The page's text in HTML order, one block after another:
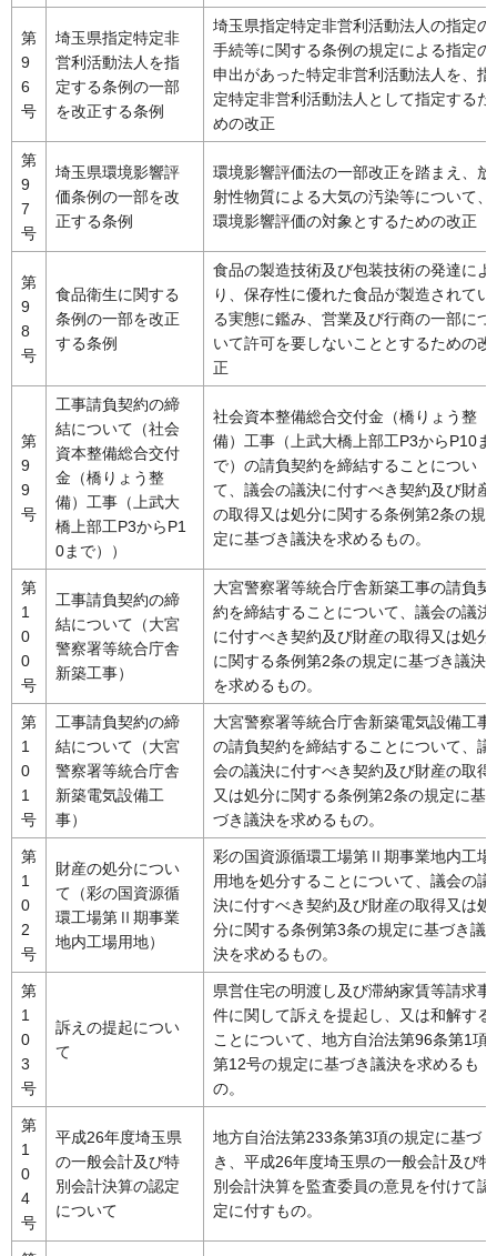
第
9
6
号
埼玉県指定特定非
営利活動法人を指
定する条例の一部
を改正する条例
埼玉県指定特定非営利活動法人の指定の
手続等に関する条例の規定による指定の
申出があった特定非営利活動法人を、指
定特定非営利活動法人として指定するた
めの改正
第
9
7
号
埼玉県環境影響評
価条例の一部を改
正する条例
環境影響評価法の一部改正を踏まえ、放
射性物質による大気の汚染等について、
環境影響評価の対象とするための改正
第
9
8
号
食品衛生に関する
条例の一部を改正
する条例
食品の製造技術及び包装技術の発達によ
り、保存性に優れた食品が製造されてい
る実態に鑑み、営業及び行商の一部につ
いて許可を要しないこととするための改
正
第
9
9
号
工事請負契約の締
結について（社会
資本整備総合交付
金（橋りょう整
備）工事（上武大
橋上部工P3からP1
0まで））
社会資本整備総合交付金（橋りょう整
備）工事（上武大橋上部工P3からP10ま
で）の請負契約を締結することについ
て、議会の議決に付すべき契約及び財産
の取得又は処分に関する条例第2条の規
定に基づき議決を求めるもの。
第
1
0
0
号
工事請負契約の締
結について（大宮
警察署等統合庁舎
新築工事）
大宮警察署等統合庁舎新築工事の請負契
約を締結することについて、議会の議決
に付すべき契約及び財産の取得又は処分
に関する条例第2条の規定に基づき議決
を求めるもの。
第
1
0
1
号
工事請負契約の締
結について（大宮
警察署等統合庁舎
新築電気設備工
事）
大宮警察署等統合庁舎新築電気設備工事
の請負契約を締結することについて、議
会の議決に付すべき契約及び財産の取得
又は処分に関する条例第2条の規定に基
づき議決を求めるもの。
第
1
0
2
号
財産の処分につい
て（彩の国資源循
環工場第Ⅱ期事業
地内工場用地）
彩の国資源循環工場第Ⅱ期事業地内工場
用地を処分することについて、議会の議
決に付すべき契約及び財産の取得又は処
分に関する条例第3条の規定に基づき議
決を求めるもの。
第
1
0
3
号
訴えの提起につい
て
県営住宅の明渡し及び滞納家賃等請求事
件に関して訴えを提起し、又は和解する
ことについて、地方自治法第96条第1項
第12号の規定に基づき議決を求めるも
の。
第
1
0
4
号
平成26年度埼玉県
の一般会計及び特
別会計決算の認定
について
地方自治法第233条第3項の規定に基づ
き、平成26年度埼玉県の一般会計及び特
別会計決算を監査委員の意見を付けて認
定に付すもの。